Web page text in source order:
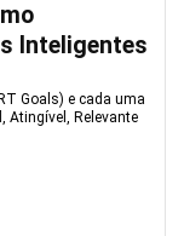
Inteligentes
Goals) e cada uma
Atingível, Relevante